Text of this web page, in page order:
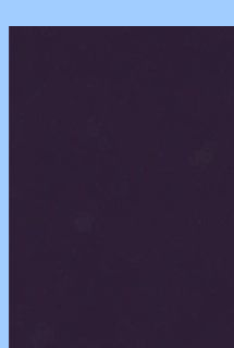
Перейти